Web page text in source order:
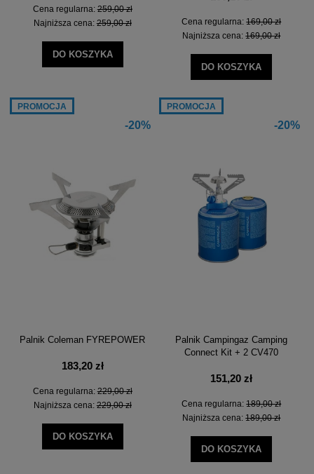
Cena regularna:259,00 zł
Najniższa cena:259,00 zł
DO KOSZYKA
Cena regularna:169,00 zł
Najniższa cena:169,00 zł
DO KOSZYKA
-20%
Palnik Coleman FYREPOWER
183,20 zł
Cena regularna:229,00 zł
Najniższa cena:229,00 zł
DO KOSZYKA
PROMOCJA
-20%
Palnik Campingaz Camping
Connect Kit + 2 CV470
151,20 zł
Cena regularna:189,00 zł
Najniższa cena:189,00 zł
DO KOSZYKA
PROMOCJA